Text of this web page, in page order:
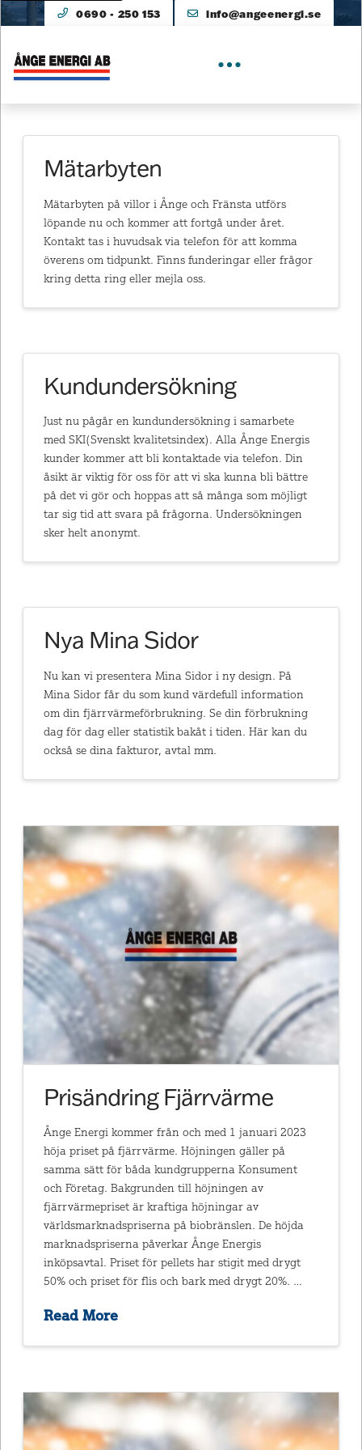
0690 - 250 153 info@angeenergi.se
Mätarbyten
Mätarbyten på villor i Ånge och Fränsta utförs
löpande nu och kommer att fortgå under året.
Kontakt tas i huvudsak via telefon för att komma
överens om tidpunkt. Finns funderingar eller frågor
kring detta ring eller mejla oss.
Kundundersökning
Just nu pågår en kundundersökning i samarbete
med SKI(Svenskt kvalitetsindex). Alla Ånge Energis
kunder kommer att bli kontaktade via telefon. Din
åsikt är viktig för oss för att vi ska kunna bli bättre
på det vi gör och hoppas att så många som möjligt
tar sig tid att svara på frågorna. Undersökningen
sker helt anonymt.
Nya Mina Sidor
Nu kan vi presentera Mina Sidor i ny design. På
Mina Sidor får du som kund värdefull information
om din fjärrvärmeförbrukning. Se din förbrukning
dag för dag eller statistik bakåt i tiden. Här kan du
också se dina fakturor, avtal mm.
Prisändring Fjärrvärme
Ånge Energi kommer från och med 1 januari 2023
höja priset på fjärrvärme. Höjningen gäller på
samma sätt för båda kundgrupperna Konsument
och Företag. Bakgrunden till höjningen av
fjärrvärmepriset är kraftiga höjningar av
världsmarknadspriserna på biobränslen. De höjda
marknadspriserna påverkar Ånge Energis
inköpsavtal. Priset för pellets har stigit med drygt
50% och priset för flis och bark med drygt 20%. …
Read More